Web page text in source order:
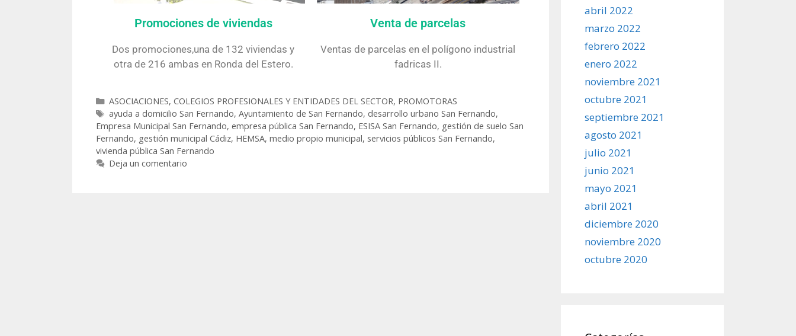
Promociones de viviendas
Dos promociones,una de 132 viviendas y
otra de 216 ambas en Ronda del Estero.
Venta de parcelas
Ventas de parcelas en el polígono industrial
fadricas II.
ASOCIACIONES, COLEGIOS PROFESIONALES Y ENTIDADES DEL SECTOR, PROMOTORAS
ayuda a domicilio San Fernando, Ayuntamiento de San Fernando, desarrollo urbano San Fernando,
Empresa Municipal San Fernando, empresa pública San Fernando, ESISA San Fernando, gestión de suelo San
Fernando, gestión municipal Cádiz, HEMSA, medio propio municipal, servicios públicos San Fernando,
vivienda pública San Fernando
Deja un comentario
abril 2022
marzo 2022
febrero 2022
enero 2022
noviembre 2021
octubre 2021
septiembre 2021
agosto 2021
julio 2021
junio 2021
mayo 2021
abril 2021
diciembre 2020
noviembre 2020
octubre 2020